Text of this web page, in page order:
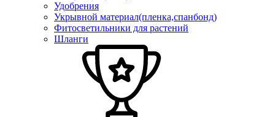
Удобрения
Укрывной материал(пленка,спанбонд)
Фитосветильники для растений
Шланги